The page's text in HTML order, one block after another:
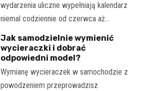
wydarzenia uliczne wypełniają kalendarz
niemal codziennie od czerwca aż…
Jak samodzielnie wymienić
wycieraczki i dobrać
odpowiedni model?
Wymianę wycieraczek w samochodzie z
powodzeniem przeprowadzisz